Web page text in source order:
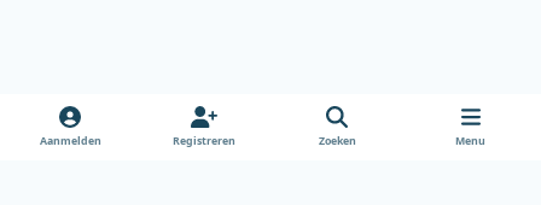
Aanmelden Registreren Zoeken Menu